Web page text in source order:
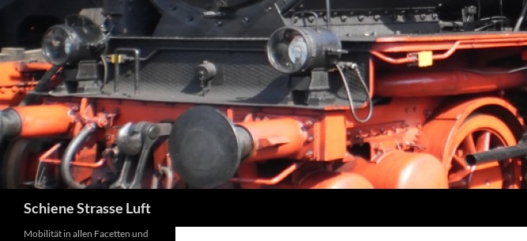
Zum
Inhalt
springen
Schiene Strasse Luft
Mobilität in allen Facetten und